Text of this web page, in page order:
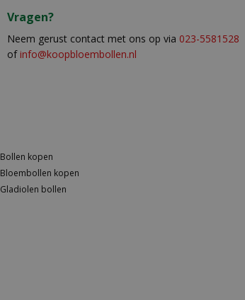
Vragen?
Neem gerust contact met ons op via 023-5581528
of info@koopbloembollen.nl
Bollen kopen
Bloembollen kopen
Gladiolen bollen